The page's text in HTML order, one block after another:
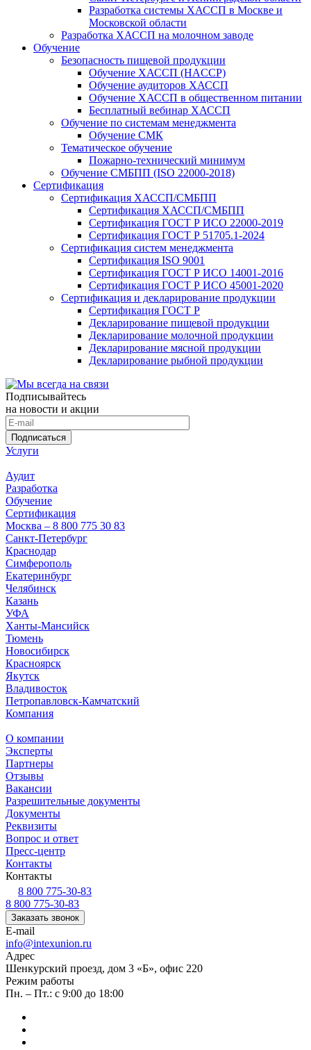
Разработка системы ХАССП в Москве и
Московской области
Разработка ХАССП на молочном заводе
Обучение
Безопасность пищевой продукции
Обучение ХАССП (HACCP)
Обучение аудиторов ХАССП
Обучение ХАССП в общественном питании
Бесплатный вебинар ХАССП
Обучение по системам менеджмента
Обучение СМК
Тематическое обучение
Пожарно-технический минимум
Обучение СМБПП (ISO 22000-2018)
Сертификация
Сертификация ХАССП/СМБПП
Сертификация ХАССП/СМБПП
Сертификация ГОСТ Р ИСО 22000-2019
Сертификация ГОСТ Р 51705.1-2024
Сертификация систем менеджмента
Сертификация ISO 9001
Сертификация ГОСТ Р ИСО 14001-2016
Сертификация ГОСТ Р ИСО 45001-2020
Сертификация и декларирование продукции
Сертификация ГОСТ Р
Декларирование пищевой продукции
Декларирование молочной продукции
Декларирование мясной продукции
Декларирование рыбной продукции
Подписывайтесь
на новости и акции
Подписаться
Услуги
Аудит
Разработка
Обучение
Сертификация
Москва – 8 800 775 30 83
Санкт-Петербург
Краснодар
Симферополь
Екатеринбург
Челябинск
Казань
УФА
Ханты-Мансийск
Тюмень
Новосибирск
Красноярск
Якутск
Владивосток
Петропавловск-Камчатский
Компания
О компании
Эксперты
Партнеры
Отзывы
Вакансии
Разрешительные документы
Документы
Реквизиты
Вопрос и ответ
Пресс-центр
Контакты
Контакты
8 800 775-30-83
8 800 775-30-83
Заказать звонок
E-mail
info@intexunion.ru
Адрес
Шенкурский проезд, дом 3 «Б», офис 220
Режим работы
Пн. – Пт.: с 9:00 до 18:00